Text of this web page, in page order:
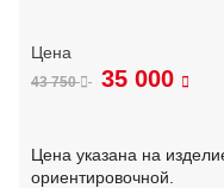
43 750 35 000
Цена указана на
ориентировочной.